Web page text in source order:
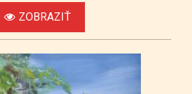
ZOBRAZIŤ